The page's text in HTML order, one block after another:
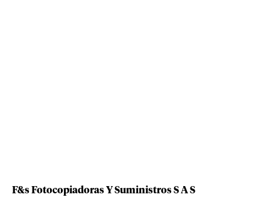
F&s Fotocopiadoras Y Suministros S A S